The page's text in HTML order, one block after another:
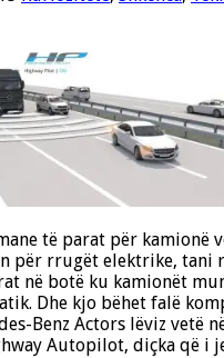
të parat për kamionë
për rrugët elektrike, tani
në botë ku kamionët
Dhe kjo bëhet falë
Benz Actors lëviz vetë
Autopilot, diçka që i